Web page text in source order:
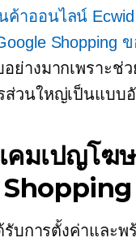
ค้าออนไลน์
Shopping
ย่างมากเพราะช่ว
ส่วนใหญ่เป็นแบบ
คมเปญโฆ
รับการตั้งค่าและพ